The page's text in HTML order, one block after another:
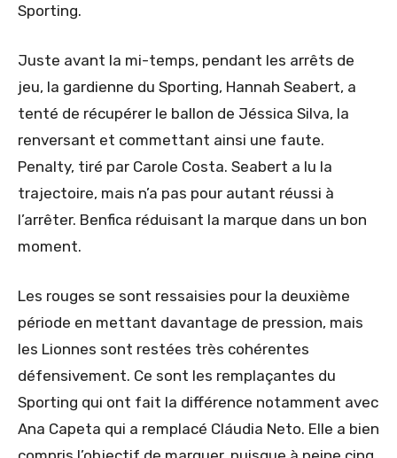
Sporting.
Juste avant la mi-temps, pendant les arrêts de
jeu, la gardienne du Sporting, Hannah Seabert, a
tenté de récupérer le ballon de Jéssica Silva, la
renversant et commettant ainsi une faute.
Penalty, tiré par Carole Costa. Seabert a lu la
trajectoire, mais n’a pas pour autant réussi à
l’arrêter. Benfica réduisant la marque dans un bon
moment.
Les rouges se sont ressaisies pour la deuxième
période en mettant davantage de pression, mais
les Lionnes sont restées très cohérentes
défensivement. Ce sont les remplaçantes du
Sporting qui ont fait la différence notamment avec
Ana Capeta qui a remplacé Cláudia Neto. Elle a bien